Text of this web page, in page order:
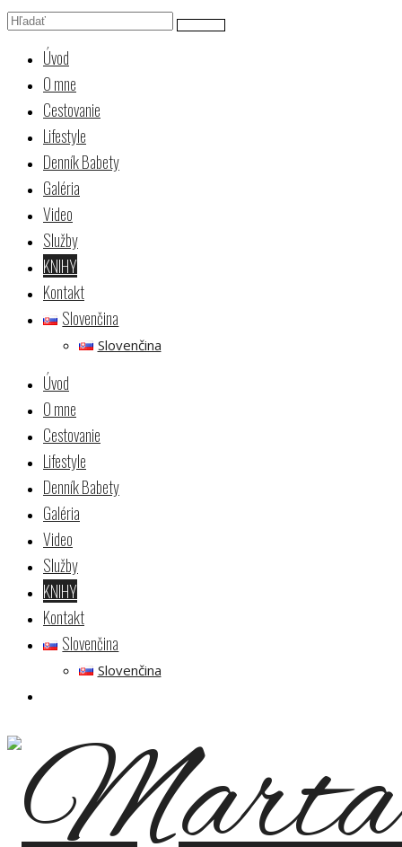
Úvod
O mne
Cestovanie
Lifestyle
Denník Babety
Galéria
Video
Služby
KNIHY
Kontakt
Slovenčina
Slovenčina
Úvod
O mne
Cestovanie
Lifestyle
Denník Babety
Galéria
Video
Služby
KNIHY
Kontakt
Slovenčina
Slovenčina